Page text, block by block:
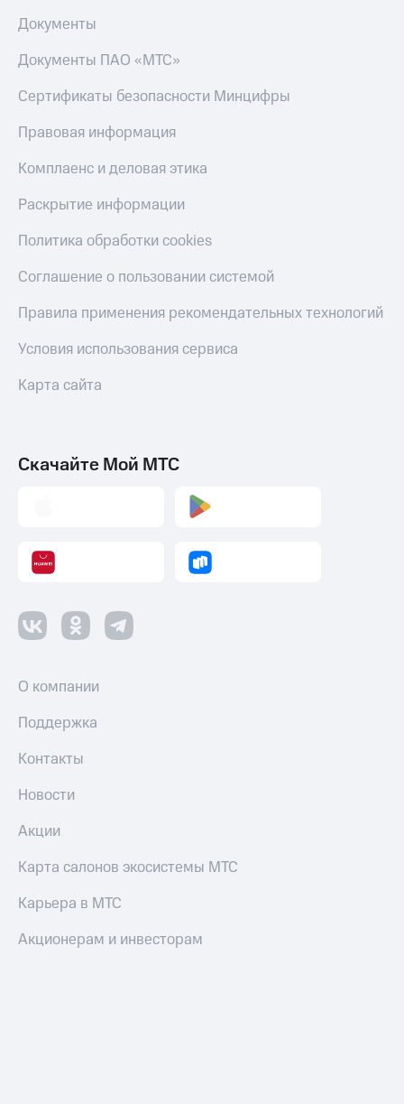
Документы
Документы ПАО «МТС»
Сертификаты безопасности Минцифры
Правовая информация
Комплаенс и деловая этика
Раскрытие информации
Политика обработки cookies
Соглашение о пользовании системой
Правила применения рекомендательных технологий
Условия использования сервиса
Карта сайта
Скачайте Мой МТС
О компании
Поддержка
Контакты
Новости
Акции
Карта салонов экосистемы МТС
Карьера в МТС
Акционерам и инвесторам